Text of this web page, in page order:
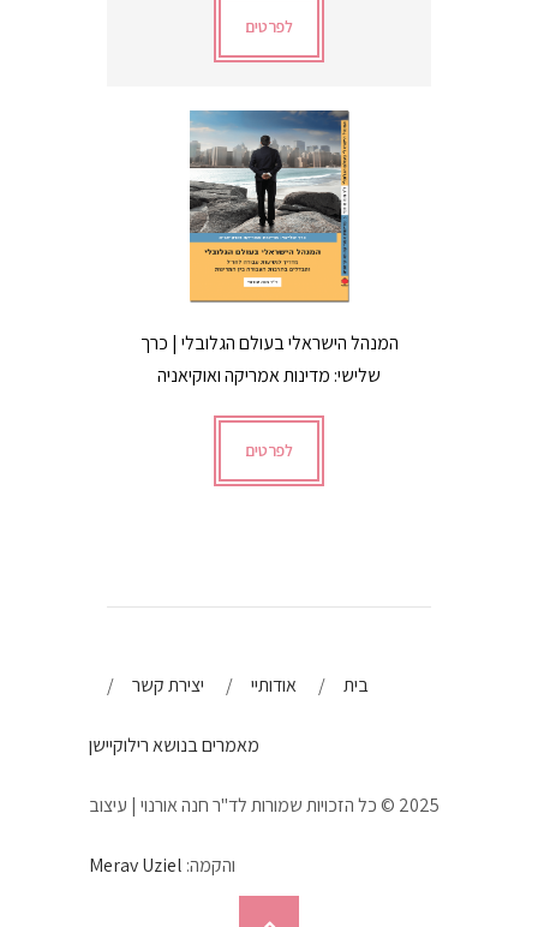
לפרטים
המנהל הישראלי בעולם הגלובלי | כרך
שלישי: מדינות אמריקה ואוקיאניה
לפרטים
בית אודותיי יצירת קשר
מאמרים בנושא רילוקיישן
2025 © כל הזכויות שמורות לד"ר חנה אורנוי | עיצוב
והקמה: Merav Uziel